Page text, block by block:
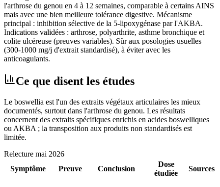
l'arthrose du genou en 4 à 12 semaines, comparable à certains AINS
mais avec une bien meilleure tolérance digestive. Mécanisme
principal : inhibition sélective de la 5-lipoxygénase par l'AKBA.
Indications validées : arthrose, polyarthrite, asthme bronchique et
colite ulcéreuse (preuves variables). Sûr aux posologies usuelles
(300-1000 mg/j d'extrait standardisé), à éviter avec les
anticoagulants.
Ce que disent les études
Le boswellia est l'un des extraits végétaux articulaires les mieux
documentés, surtout dans l'arthrose du genou. Les résultats
concernent des extraits spécifiques enrichis en acides boswelliques
ou AKBA ; la transposition aux produits non standardisés est
limitée.
Relecture mai 2026
Symptôme
Preuve Conclusion
Dose
étudiée
Sources